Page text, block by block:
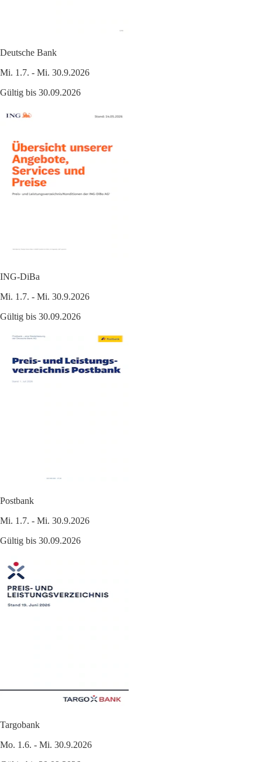
Deutsche Bank
Mi. 1.7. - Mi. 30.9.2026
Gültig bis 30.09.2026
ING-DiBa
Mi. 1.7. - Mi. 30.9.2026
Gültig bis 30.09.2026
Postbank
Mi. 1.7. - Mi. 30.9.2026
Gültig bis 30.09.2026
Targobank
Mo. 1.6. - Mi. 30.9.2026